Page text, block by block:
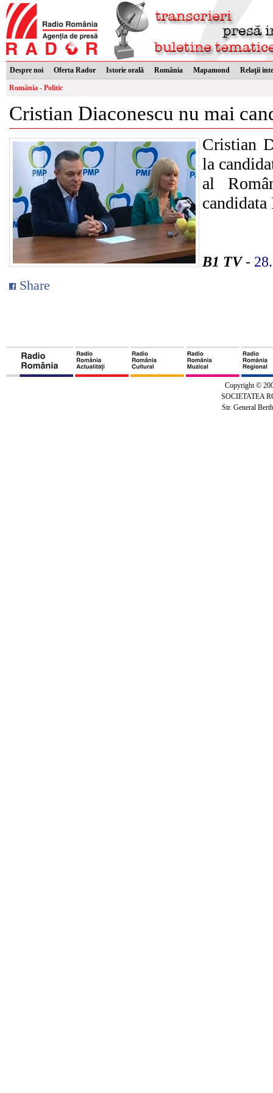
Despre noi Oferta Rador Istorie orală România Mapamond Relaţii
România - Politic
Cristian Diaconescu nu mai
Cristian
la
al
candidata
B1 TV -
Share
Copyright ©
SOCIETATEA
Str. General